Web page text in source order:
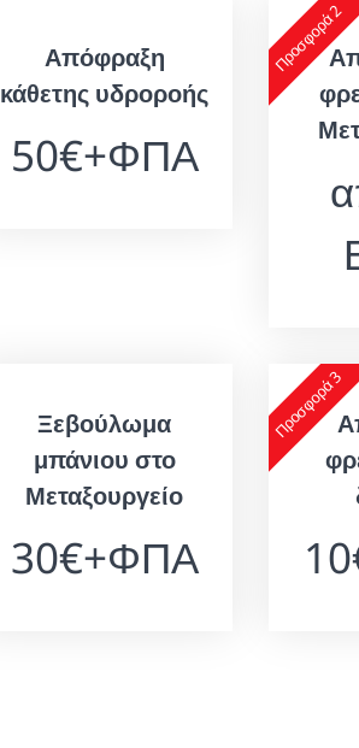
Απόφραξη
κάθετης υδροροής
50€+ΦΠΑ
Προσφορά 2
Ξεβούλωμα
μπάνιου στο
Μεταξουργείο
30€+ΦΠΑ
Προσφορά 3